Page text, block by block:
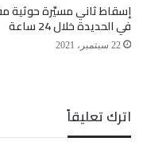
مشيراً إلى أن قيادة
النفط السابق
يوثقه تقرير صادر عن
إسقاط ثاني مسيّرة حوثية
في الحديدة خلال 24 ساعة
22 سبتمبر، 2021
اترك تعليقاً